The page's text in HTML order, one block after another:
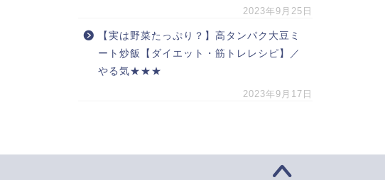
2023年9月25日
【実は野菜たっぷり？】高タンパク大豆ミ
ート炒飯【ダイエット・筋トレレシピ】／
やる気★★★
2023年9月17日